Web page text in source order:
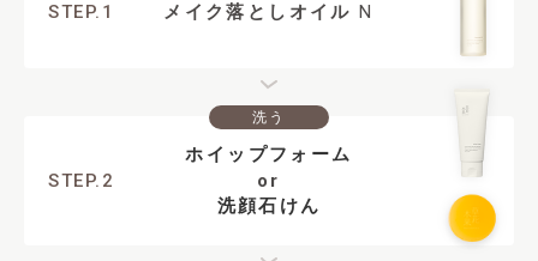
STEP.1 メイク落としオイルN
洗う
STEP.2
ホイップフォーム
or
洗顔石けん